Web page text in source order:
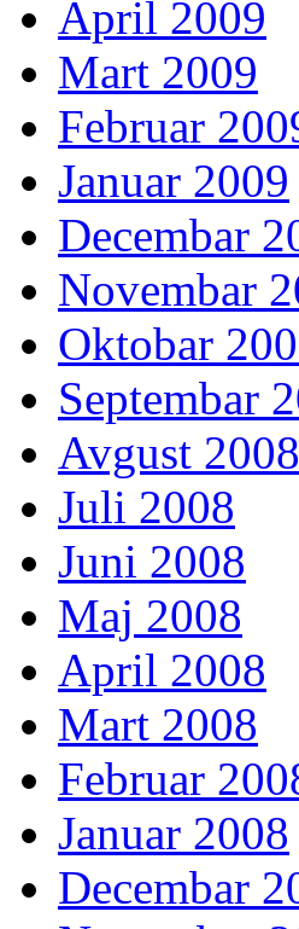
April 2009
Mart 2009
Februar
Januar 2009
Decembar
Novembar
Oktobar
Septembar
Avgust 2008
Juli 2008
Juni 2008
Maj 2008
April 2008
Mart 2008
Februar
Januar 2008
Decembar